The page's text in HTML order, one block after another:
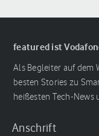
featured ist
Als Begleiter auf dem
besten Stories zu
heißesten Tech-News
Anschrift